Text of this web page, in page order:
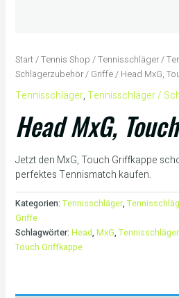
Start/Tennis Shop /Tennisschläger/
Schlägerzubehör / Griffe/ Head MxG,
Tennisschläger,Tennisschläger /
Head MxG,
Jetzt den MxG, Touch Griffkappe
perfektes Tennismatch kaufen.
Kategorien: Tennisschläger,
Griffe
Schlagwörter: Head, MxG,
Touch Griffkappe